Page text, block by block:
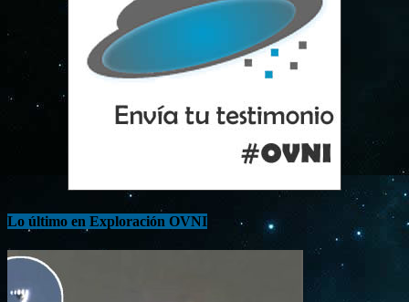
Lo último en Exploración OVNI